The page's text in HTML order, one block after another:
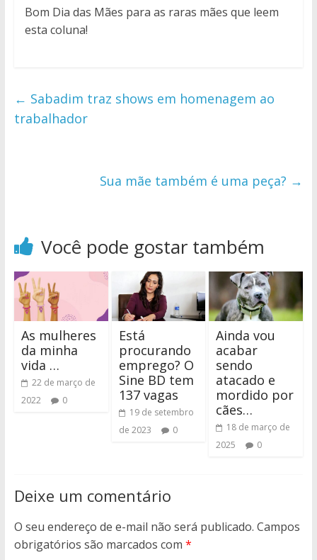
Bom Dia das Mães para as raras mães que leem
esta coluna!
← Sabadim traz shows em homenagem ao
trabalhador
Sua mãe também é uma peça? →
Você pode gostar também
As mulheres
da minha
vida …
22 de março de
2022
0
Está
procurando
emprego? O
Sine BD tem
137 vagas
19 de setembro
de 2023
0
Ainda vou
acabar
sendo
atacado e
mordido por
cães…
18 de março de
2025
0
Deixe um comentário
O seu endereço de e-mail não será publicado. Campos
obrigatórios são marcados com *